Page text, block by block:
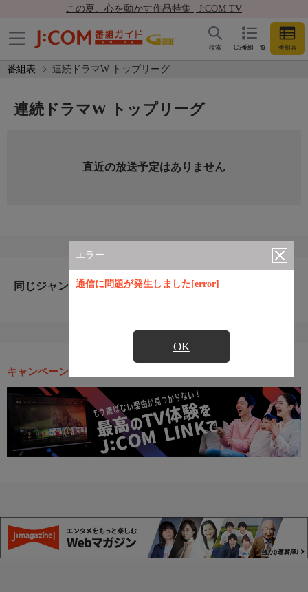
この夏、心を動かす作品特集 | J:COM TV
CS番組一覧 番組表
検索
番組表 連続ドラマW トップリーグ
エラー
通信に問題が発生しました[error]
OK
連続ドラマW トップリーグ
直近の放送予定はありません
同じジャンルのおすすめ番組
キャンペーン・お得な情報